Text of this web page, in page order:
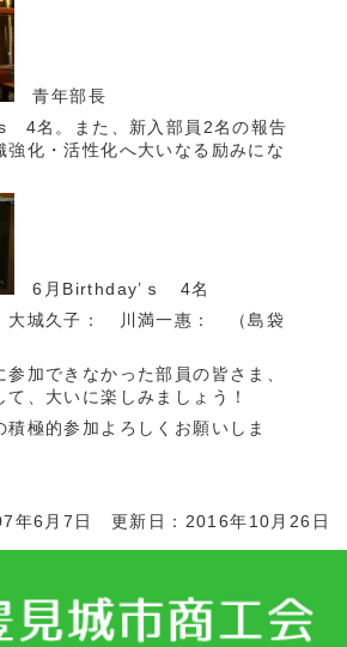
青年部長
4名。また、新入部員2名の報告
強化・活性化へ大いなる励みにな
6月Birthday’ｓ 4名
大城久子： 川満一惠： （島袋
加できなかった部員の皆さま、
、大いに楽しみましょう！
積極的参加よろしくお願いしま
年6月7日 更新日：2016年10月26日